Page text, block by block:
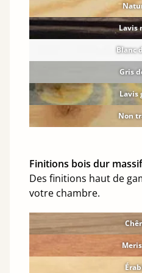
Lavis
Blanc
Gris
Lavis
Non
Finitions bois dur massif
Des finitions haut de
votre chambre.